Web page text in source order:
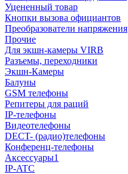
Уцененный товар
Кнопки вызова официантов
Преобразователи напряжения
Прочие
Для экшн-камеры VIRB
Разъемы, переходники
Экшн-Камеры
Балуны
GSM телефоны
Репитеры для раций
IP-телефоны
Видеотелефоны
DECT- (радио)телефоны
Конференц-телефоны
Аксессуары1
IP-ATC